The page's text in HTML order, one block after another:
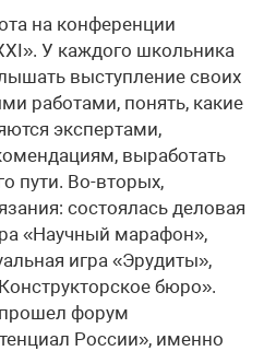
на конференции
У каждого школьника
выступление своих
работами, понять, какие
экспертами,
выработать
пути. Во-вторых,
состоялась деловая
«Научный марафон»,
игра «Эрудиты»,
бюро».
форум
России», именно